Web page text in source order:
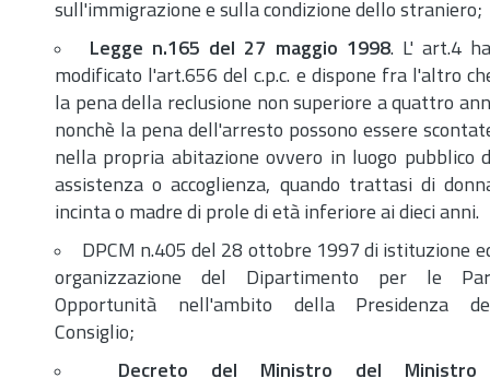
sull'immigrazione e sulla condizione dello straniero;
Legge n.165 del 27 maggio 1998. L' art.4 ha
modificato l'art.656 del c.p.c. e dispone fra l'altro
la pena della reclusione non superiore a quattro
nonchè la pena dell'arresto possono essere
nella propria abitazione ovvero in luogo pubblico
assistenza o accoglienza, quando trattasi di
incinta o madre di prole di età inferiore ai dieci anni.
DPCM n.405 del 28 ottobre 1997 di istituzione
organizzazione del Dipartimento per le
Opportunità nell'ambito della Presidenza
Consiglio;
Decreto del Ministro del Ministro